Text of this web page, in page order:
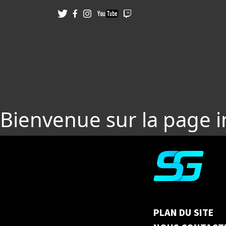
Bienvenue sur la page
PLAN DU SITE